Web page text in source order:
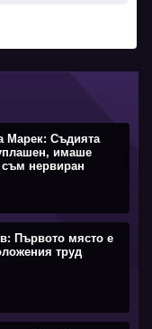
Марек: Съдията
имаше
нервиран
Първото място е
труд